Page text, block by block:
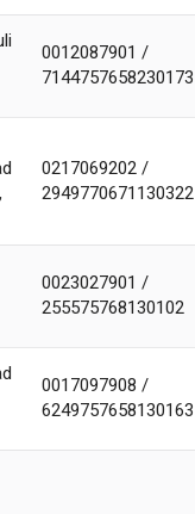
0012087901 /
7144757658230173
0217069202 /
2949770671130322
0023027901 /
255575768130102
0017097908 /
6249757658130163